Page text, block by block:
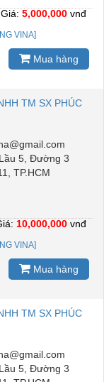
VINA]
Giá: 5,000,000 vnđ
Mua hàng
TM SX PHÚC
5, Đường 3
TP.HCM
VINA]
10,000,000 vnđ
Mua hàng
TM SX PHÚC
5, Đường 3